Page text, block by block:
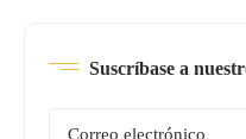
Suscríbase a